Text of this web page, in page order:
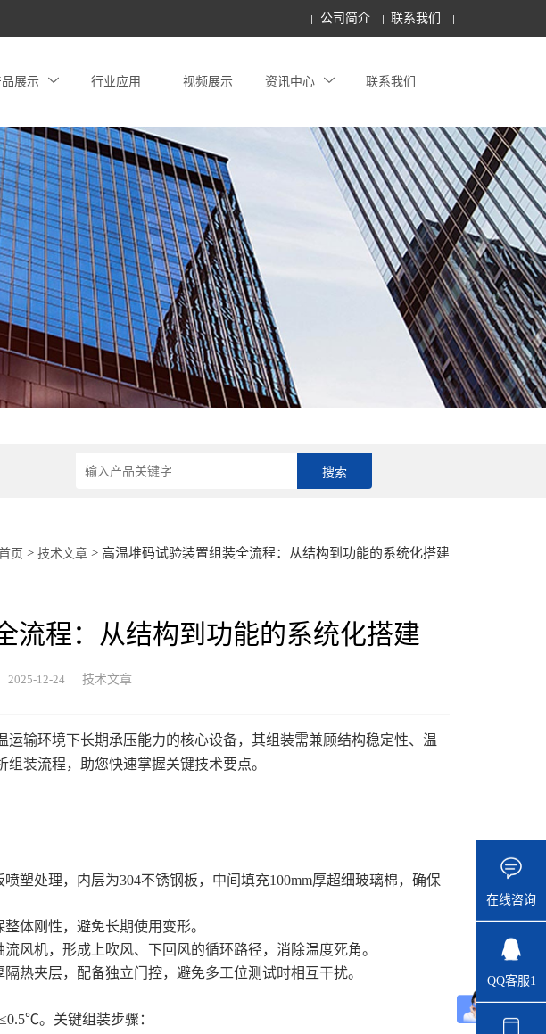
公司简介 联系我们
品展示 行业应用 视频展示 资讯中心 联系我们
页 >技术文章 > 高温堆码试验装置组装全流程：从结构到功能的系统化搭建
流程：从结构到功能的系统化搭建
2025-12-24 技术文章
运输环境下长期承压能力的核心设备，其组装需兼顾结构稳定性、温
装流程，助您快速掌握关键技术要点。
处理，内层为304不锈钢板，中间填充100mm厚超细玻璃棉，确保
体刚性，避免长期使用变形。
机，形成上吹风、下回风的循环路径，消除温度死角。
夹层，配备独立门控，避免多工位测试时相互干扰。
。关键组装步骤：
在线咨询
QQ客服1